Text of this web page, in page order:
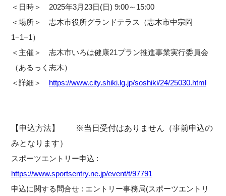
＜日時＞ 2025年3月23日(日) 9:00～15:00
＜場所＞ 志木市役所グランドテラス（志木市中宗岡
1−1−1）
＜主催＞ 志木市いろは健康21プラン推進事業実行委員会
（あるっく志木）
＜詳細＞ https://www.city.shiki.lg.jp/soshiki/24/25030.html
【申込方法】 ※当日受付はありません（事前申込の
みとなります）
スポーツエントリー申込 :
https://www.sportsentry.ne.jp/event/t/97791
申込に関する問合せ : エントリー事務局(スポーツエントリ